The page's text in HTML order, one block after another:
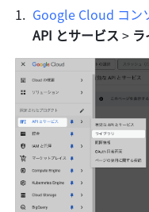
Google Cloud コン
API とサービス >